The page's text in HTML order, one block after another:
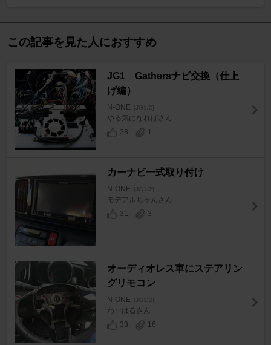
この記事を見た人におすすめ
JG1 Gathersナビ交換（仕上
げ編）
N-ONE [JG1/2]
やる気になればさん
28
1
カーナビ一式取り付け
N-ONE [JG1/2]
モデアルちゃんさん
31
3
オーディオレス車にステアリン
グリモコン
N-ONE [JG1/2]
わーはるさん
33
16